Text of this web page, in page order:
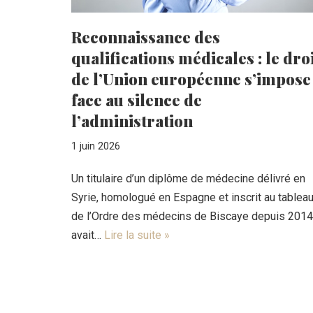
Reconnaissance des
qualifications médicales : le
de l’Union européenne s’impose
face au silence de
l’administration
1 juin 2026
Un titulaire d’un diplôme de médecine délivré en
Syrie, homologué en Espagne et inscrit au tableau
de l’Ordre des médecins de Biscaye depuis
avait… Lire la suite »